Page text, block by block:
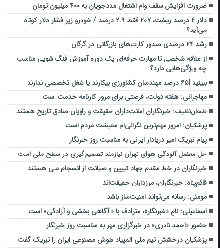
ضرورت افزایش سقف وام اشتغال مددجویان به ۴۰۰ میلیون تومان
دلار ۴ درصد ریخت، ۲۰۷ فقط ۲.۹ درصد / خودرو زیر فشار دلار کوتاه
می‌آید؟
رشد ۲۴ درصدی صدور کارت‌های بازرگانی در گرگان
از علاقه شخصی تا مهارت حرفه‌ای یک دوره آموزش فنگ شویی مناسب
چه ویژگی‌هایی دارد؟
ببینید |۶۵ درصد مهندسان کشاورزی بیکارند یا شغل تخصصی ندارند
مهاجرانی: هفته دولت، فرصتی برای مرور کارنامه خدمت است
طحان‌نظیف: خبرنگاران امانت‌داران حقیقت و راویان صادق تاریخ‌ هستند
پزشکیان: امروز مهم‌ترین نگرانی‌ام معیشت مردم است
پیام تبریک امیر دریادار ایرانی به مناسبت روز خبرنگار
حل معضل آلودگی هوای تهران نیازمند تصمیم‌گیری در سطح ملی است
خبرنگاران در خط مقدم جهاد تبیین و صیانت از انسجام ملی هستند
قائم‌پناه: ‏خبرنگاران، مرزداران حقیقت‌اند
مومنی: رسانه می‌تواند امنیت‌ساز باشد
اسماعیلی: نامِ «خبرنگار»، مترادف با « آگاهی بخشی و آزادگی» است
حضور «احمد نادری» در خبرگزاری مهر به مناسبت روز خبرنگار
پزشکیان درخشش تیم ملی المپیاد هوش مصنوعی ایران را تبریک گفت